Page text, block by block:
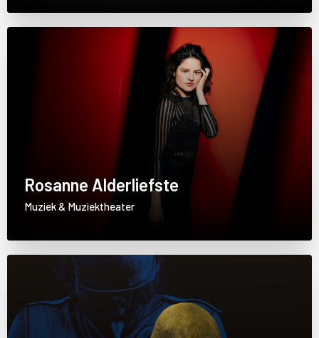
Rosanne Alderliefste
Muziek & Muziektheater